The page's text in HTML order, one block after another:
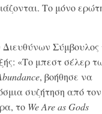
Το μόνο
Σύμβουλος
«Το μπεστ σέλερ
, βοήθησε να
συζήτηση από
το We Are as Gods